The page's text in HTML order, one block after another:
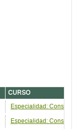
CURSO
Especialidad:
Especialidad: